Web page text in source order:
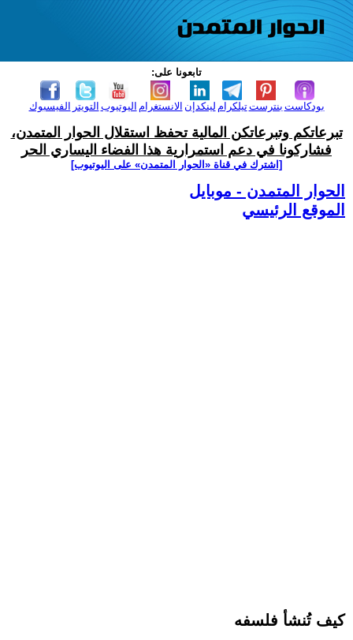
تابعونا على:
الفيسبوك التويتر اليوتيوب الانستغرام لينكدإن تيلكرامبنترست بودكاست
تبرعاتكم وتبرعاتكن المالية تحفظ استقلال الحوار المتمدن،
فشاركونا في دعم استمرارية هذا الفضاء اليساري الحر
[اشترك في قناة ‫«الحوار المتمدن» على اليوتيوب]
الحوار المتمدن - موبايل
الموقع الرئيسي
كيف تُنشأ فلسفه